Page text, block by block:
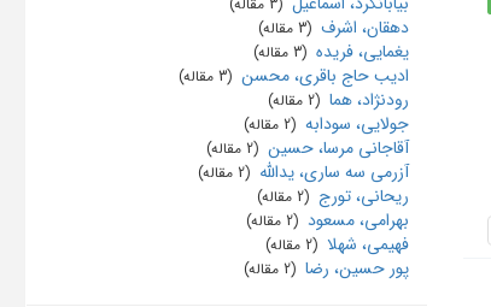
‏ (3 مقاله)
دهقان، اشرف ‏ (3 مقاله)
یغمایی، فریده ‏ (3 مقاله)
ادیب حاج باقری، محسن ‏ (3 مقاله)
رودنژاد، هما ‏ (2 مقاله)
جولایی، سودابه ‏ (2 مقاله)
آقاجانی مرسا، حسین ‏ (2 مقاله)
آزرمی سه ساری، یدالله ‏ (2 مقاله)
ریحانی، تورج ‏ (2 مقاله)
بهرامی، مسعود ‏ (2 مقاله)
فهیمی، شهلا ‏ (2 مقاله)
پور حسین، رضا ‏ (2 مقاله)